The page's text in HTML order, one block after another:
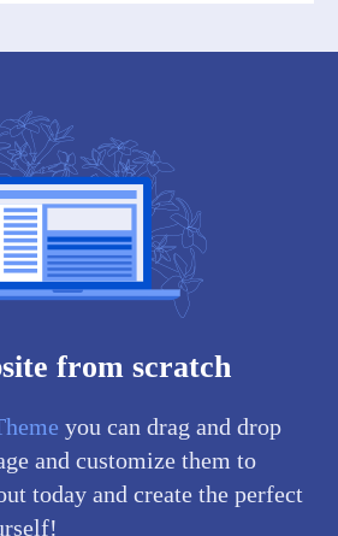
from scratch
you can drag and drop
and customize them to
today and create the perfect